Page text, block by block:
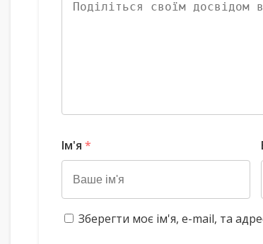
Ім'я *
Зберегти моє ім'я, e-mail, та